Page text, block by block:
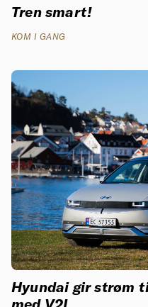
Tren smart!
KOM I GANG
Hyundai gir strøm